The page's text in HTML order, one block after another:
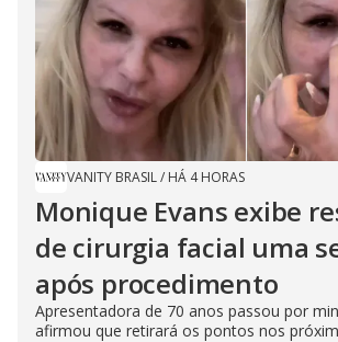
VANITY BRASIL/ HÁ 4 HORAS
Monique Evans exibe
de cirurgia facial uma
após procedimento
Apresentadora de 70 anos passou por
afirmou que retirará os pontos nos